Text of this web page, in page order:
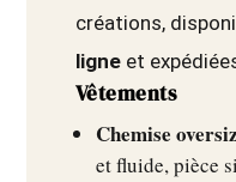
créations,
ligneet
Vêtements
Chemise
et fluide, pièce